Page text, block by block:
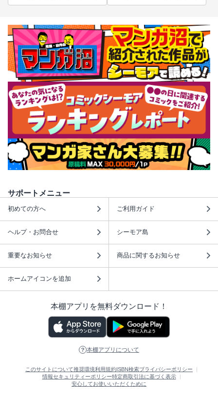
サポートメニュー
初めての方へ ご利用ガイド
ヘルプ・お問合せ シーモア島
重要なお知らせ 商品に関するお知らせ
ホームアイコンを追加
本棚アプリを無料ダウンロード！
本棚アプリについて
このサイトについて推奨環境利用規約ISBN検索プライバシーポリシー
情報セキュリティーポリシー特定商取引法に基づく表示
安心してお使いいただくために